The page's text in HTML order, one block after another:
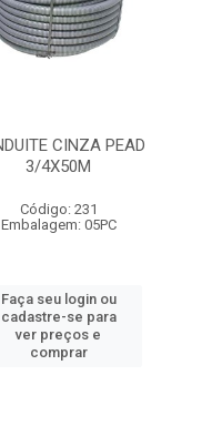
CINZA PEAD
3/4X50M
Código: 231
Embalagem: 05PC
Faça seu login ou
cadastre-se para
ver preços e
comprar